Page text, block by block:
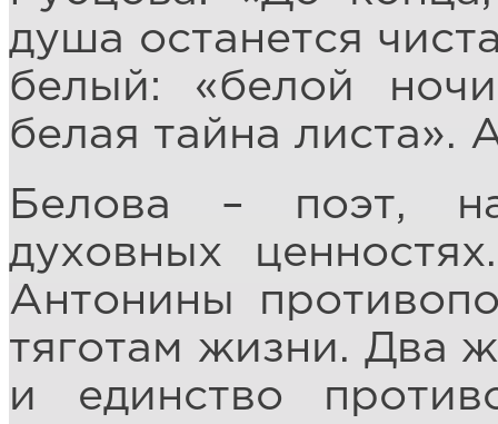
душа останется
белый: «белой
белая тайна
Белова – поэт,
духовных
Антонины
тяготам жизни. Два
и единство